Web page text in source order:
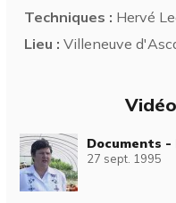
Techniques : Hervé
Lieu : Villeneuve
Documents
27 sept. 1995